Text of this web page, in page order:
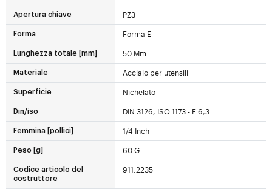
Apertura chiave PZ3
Forma Forma E
Lunghezza totale [mm] 50 Mm
Materiale Acciaio per utensili
Superficie Nichelato
Din/iso DIN 3126, ISO 1173 - E 6,3
Femmina [pollici] 1/4 Inch
Peso [g] 60 G
Codice articolo del
costruttore
911.2235